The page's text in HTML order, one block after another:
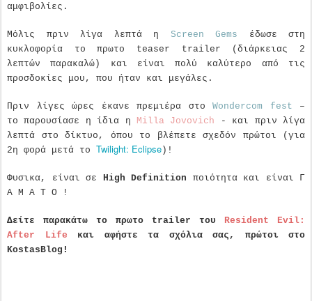
αμφιβολίες.
Μόλις πριν λίγα λεπτά η Screen Gems έδωσε στη
κυκλοφορία το πρωτο teaser trailer (διάρκειας 2
λεπτών παρακαλώ) και είναι πολύ καλύτερο από τις
προσδοκίες μου, που ήταν και μεγάλες.
Πριν λίγες ώρες έκανε πρεμιέρα στο Wondercom fest –
το παρουσίασε η ίδια η
Milla Jovovich - και πριν λίγα
λεπτά στο δίκτυο, όπου το βλέπετε σχεδόν πρώτοι (για
2η φορά μετά το Twilight: Eclipse )!
Φυσικα, είναι σε High Definition ποιότητα και είναι Γ
Α Μ Α Τ Ο !
Δείτε παρακάτω το πρωτο trailer του
Resident Evil:
After Life και αφήστε τα σχόλια σας, πρώτοι στο
KostasBlog!